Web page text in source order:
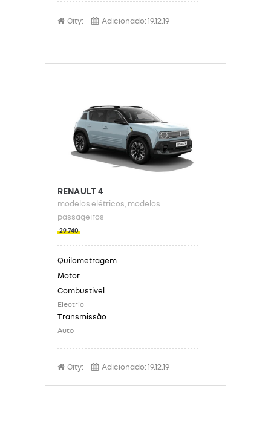
City: Adicionado:19.12.19
RENAULT 4
modelos elétricos, modelos
passageiros
29 740
Electric
Auto
City: Adicionado:19.12.19